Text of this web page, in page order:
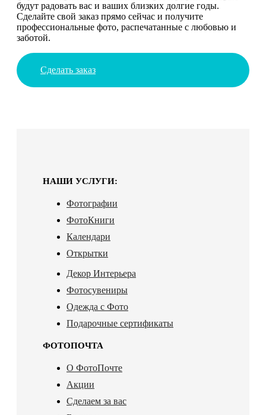
будут радовать вас и ваших близких долгие годы.
Сделайте свой заказ прямо сейчас и получите
профессиональные фото, распечатанные с любовью и
заботой.
Сделать заказ
НАШИ УСЛУГИ:
Фотографии
ФотоКниги
Календари
Открытки
Декор Интерьера
Фотосувениры
Одежда с Фото
Подарочные сертификаты
ФОТОПОЧТА
О ФотоПочте
Акции
Сделаем за вас